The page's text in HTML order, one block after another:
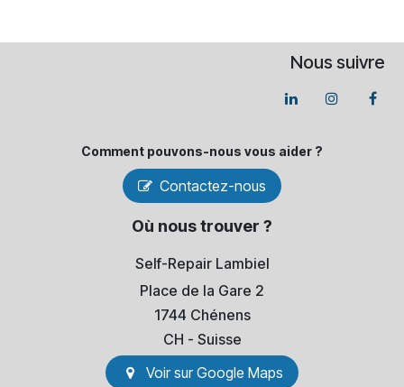
Nous suivre
Comment pouvons-​nous vous aider ?
Contactez-nous
Où nous trouver ?
Self-Repair Lambiel
Place de la Gare 2
1744 Chénens
​CH - Suisse
Voir sur Go​​ogle Maps